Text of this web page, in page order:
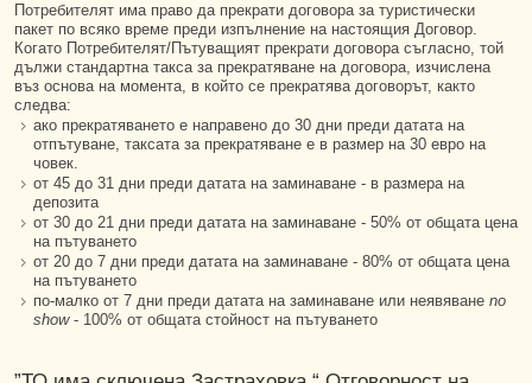
Потребителят има право да прекрати договора за туристически
пакет по всяко време преди изпълнение на настоящия Договор.
Когато Потребителят/Пътуващият прекрати договора съгласно, той
дължи стандартна такса за прекратяване на договора, изчислена
въз основа на момента, в който се прекратява договорът, както
следва:
ако прекратяването е направено до 30 дни преди датата на
отпътуване, таксата за прекратяване е в размер на 30 евро на
човек.
от 45 до 31 дни преди датата на заминаване - в размера на
депозита
от 30 до 21 дни преди датата на заминаване - 50% от общата цена
на пътуването
от 20 до 7 дни преди датата на заминаване - 80% от общата цена
на пътуването
по-малко от 7 дни преди датата на заминаване или неявяване no
show- 100% от общата стойност на пътуването